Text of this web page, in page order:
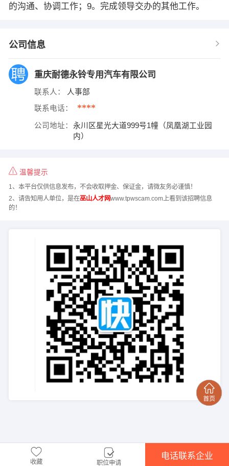
的沟通、协调工作；9。完成领导交办的其他工作。
公司信息
重庆耐德永铃专用汽车有限公司
联系人： 人事部
联系电话： ****
公司地址：
永川区星光大道999号1幢（凤凰湖工业园
内）
温馨提示
1、本平台仅供信息发布，不会收取押金、保证金，请微友务必谨慎！
2、请告知用人单位，是在巫山人才网www.tpwscam.com上看到该招聘信息
的！
收藏 职位申请
电话联系企业